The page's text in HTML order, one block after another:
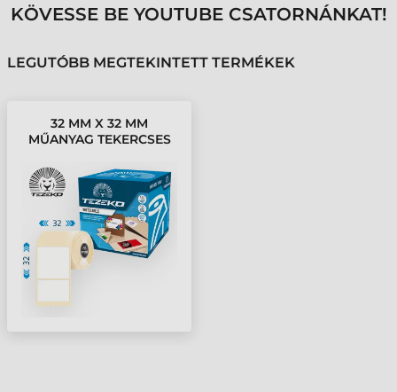
KÖVESSE BE YOUTUBE CSATORNÁNKAT!
LEGUTÓBB MEGTEKINTETT TERMÉKEK
32 MM X 32 MM
MŰANYAG TEKERCSES
5170 CÍMKE/TEKERCS )